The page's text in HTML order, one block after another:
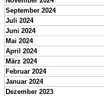
September 2024
Juli 2024
Juni 2024
Mai 2024
April 2024
März 2024
Februar 2024
Januar 2024
Dezember 2023